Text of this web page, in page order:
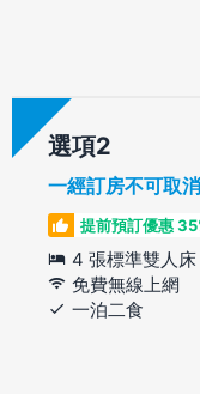
選項
一經訂房不可取消
提前預訂優惠
4 張標準雙人床
免費無線上網
一泊二食